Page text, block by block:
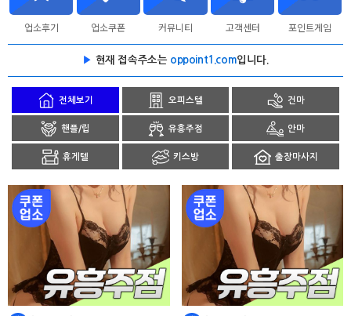
업소후기 업소쿠폰 커뮤니티 고객센터 포인트게임
▶ 현재 접속주소는 oppoint1.com입니다.
전체보기 오피스텔 건마
핸플/립 유흥주점 안마
휴게텔 키스방 출장마사지